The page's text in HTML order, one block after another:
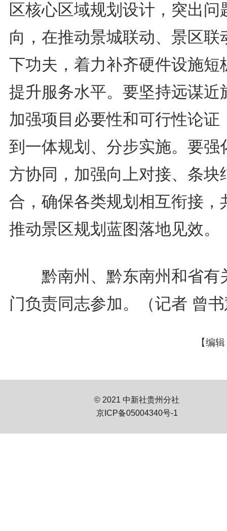
区核心区域规划设计，突出问
向，在推动景城联动、景区联
下功夫，着力补齐硬件设施短
提升服务水平。要坚持远谋近
加强项目必要性和可行性论证
到一体规划、分步实施。要强
方协同，加强向上对接、条块
合，确保各类规划相互衔接，
推动景区规划蓝图落地见效。
黔南州、黔东南州和省有
门负责同志参加。（记者 曾
【编
© 2021 中新社贵州分社
京ICP备05004340号-1